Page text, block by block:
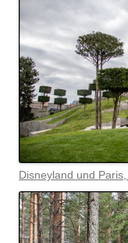
Disneyland und